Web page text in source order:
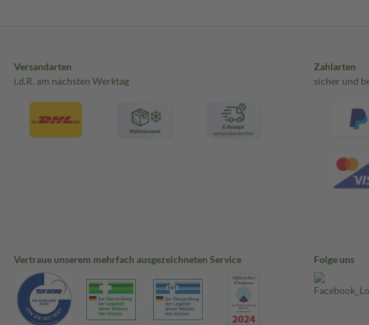
Versandarten
i.d.R. am nächsten Werktag
Zahlarten
sicher und
Vertraue unserem mehrfach ausgezeichneten Service Folge uns